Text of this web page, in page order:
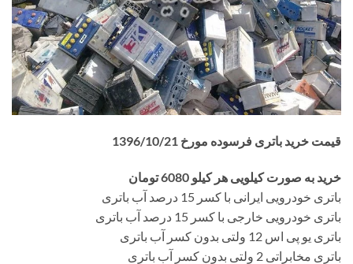
قیمت خرید باتری فرسوده مورخ 1396/10/21
خرید به صورت کیلویی هر کیلو 6080 تومان
باتری خودرویی ایرانی با کسر 15 درصد آب باتری
باتری خودرویی خارجی با کسر 15 درصد آب باتری
باتری یو پی اس 12 ولتی بدون کسر آب باتری
باتری مخابراتی 2 ولتی بدون کسر آب باتری